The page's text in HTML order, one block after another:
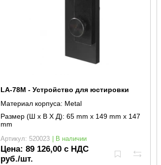
LA-78M - Устройство для юстировки
Материал корпуса: Metal
Размер (Ш x В X Д): 65 mm x 149 mm x 147
mm
Артикул: 520023 | В наличии
Цена: 89 126,00 с НДС
руб./шт.